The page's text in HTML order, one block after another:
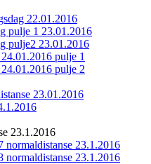
22.01.2016
pulje 1 23.01.2016
pulje2 23.01.2016
pulje 1
pulje 2
23.01.2016
23.1.2016
23.1.2016
23.1.2016